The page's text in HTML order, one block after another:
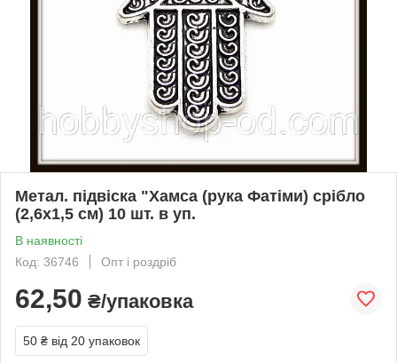
Метал. підвіска "Хамса (рука Фатіми) срібло
(2,6х1,5 см) 10 шт. в уп.
В наявності
Код: 36746
Опт і роздріб
62,50 ₴/упаковка
50 ₴ від 20 упаковок